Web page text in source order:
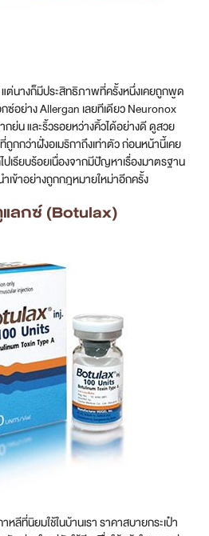
แต่นางก็มีประสิทธิภาพที่ครั้งหนึ่งเคยถูกพูด
อย่าง Allergan เลยทีเดียว Neuronox
น และริ้วรอยหว่างคิ้วได้อย่างดี ดูสวย
กกว่าฝั่งอเมริกาถึงเท่าตัว ก่อนหน้านี้เคย
เรียบร้อยเนื่องจากมีปัญหาเรื่องมาตรฐาน
ข้าอย่างถูกกฎหมายใหม่าอีกครั้ง
ลกซ์ (Botulax)
ลีที่นิยมใช้ในบ้านเรา ราคาสบายกระเป๋า